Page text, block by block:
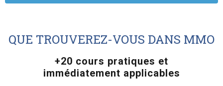
QUE TROUVEREZ-VOUS DANS MMO
+20 cours pratiques et
immédiatement applicables